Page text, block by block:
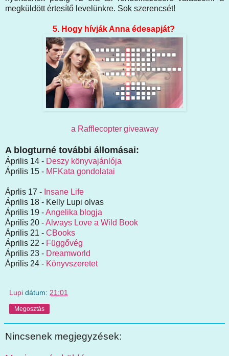
megküldött értesítő levelünkre. Sok szerencsét!
5. Hogy hívják Anna édesapját?
a Rafflecopter giveaway
A blogturné további állomásai:
Április 14 - Deszy könyvajánlója
Április 15 - MFKata gondolatai
Áprlis 17 - Insane Life
Április 18 - Kelly Lupi olvas
Április 19 -Angelika blogja
Április 20 -Always Love a Wild Book
Április 21 - CBooks
Április 22 - Függővég
Április 23 - Dreamworld
Április 24 - Könyvszeretet
Lupi dátum: 21:01
Megosztás
Nincsenek megjegyzések: